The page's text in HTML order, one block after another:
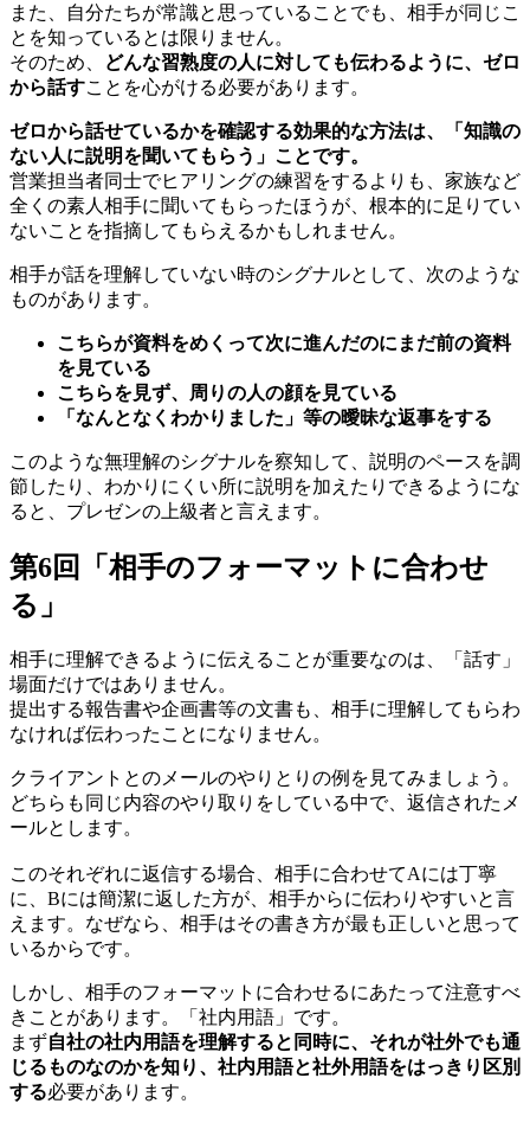
また、自分たちが常識と思っていることでも、相手が同じこ
とを知っているとは限りません。
そのため、
どんな習熟度の人に対しても伝わるように、ゼロ
から話すことを心がける必要があります。
ゼロから話せているかを確認する効果的な方法は、「知識の
ない人に説明を聞いてもらう」ことです。
営業担当者同士でヒアリングの練習をするよりも、家族など
全くの素人相手に聞いてもらったほうが、根本的に足りてい
ないことを指摘してもらえるかもしれません。
相手が話を理解していない時のシグナルとして、次のような
ものがあります。
こちらが資料をめくって次に進んだのにまだ前の資料
を見ている
こちらを見ず、周りの人の顔を見ている
「なんとなくわかりました」等の曖昧な返事をする
このような無理解のシグナルを察知して、説明のペースを調
節したり、わかりにくい所に説明を加えたりできるようにな
ると、プレゼンの上級者と言えます。
第6回「相手のフォーマットに合わせ
る」
相手に理解できるように伝えることが重要なのは、「話す」
場面だけではありません。
提出する報告書や企画書等の文書も、相手に理解してもらわ
なければ伝わったことになりません。
クライアントとのメールのやりとりの例を見てみましょう。
どちらも同じ内容のやり取りをしている中で、返信されたメ
ールとします。
このそれぞれに返信する場合、相手に合わせてAには丁寧
に、Bには簡潔に返した方が、相手からに伝わりやすいと言
えます。なぜなら、相手はその書き方が最も正しいと思って
いるからです。
しかし、相手のフォーマットに合わせるにあたって注意すべ
きことがあります。「社内用語」です。
まず自社の社内用語を理解すると同時に、それが社外でも通
じるものなのかを知り、社内用語と社外用語をはっきり区別
する必要があります。